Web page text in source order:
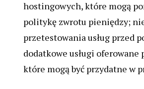
hostingowych, które mogą
politykę zwrotu pieniędzy;
przetestowania usług przed
dodatkowe usługi
które mogą być przydatne w